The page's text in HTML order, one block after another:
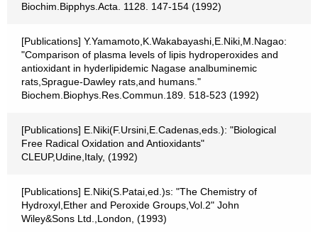
Biochim.Bipphys.Acta. 1128. 147-154 (1992)
[Publications] Y.Yamamoto,K.Wakabayashi,E.Niki,M.Nagao:
"Comparison of plasma levels of lipis hydroperoxides and
antioxidant in hyderlipidemic Nagase analbuminemic
rats,Sprague-Dawley rats,and humans."
Biochem.Biophys.Res.Commun.189. 518-523 (1992)
[Publications] E.Niki(F.Ursini,E.Cadenas,eds.): "Biological
Free Radical Oxidation and Antioxidants"
CLEUP,Udine,Italy, (1992)
[Publications] E.Niki(S.Patai,ed.)s: "The Chemistry of
Hydroxyl,Ether and Peroxide Groups,Vol.2" John
Wiley&Sons Ltd.,London, (1993)